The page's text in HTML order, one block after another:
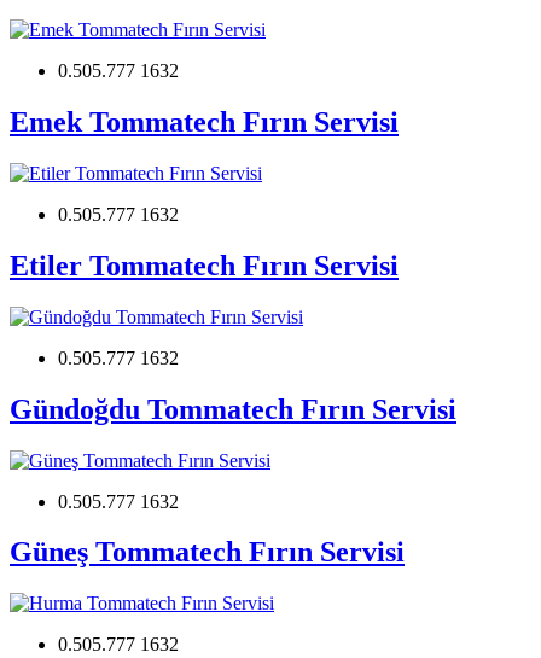
0.505.777 1632
Emek Tommatech Fırın Servisi
0.505.777 1632
Etiler Tommatech Fırın Servisi
0.505.777 1632
Gündoğdu Tommatech Fırın Servisi
0.505.777 1632
Güneş Tommatech Fırın Servisi
0.505.777 1632